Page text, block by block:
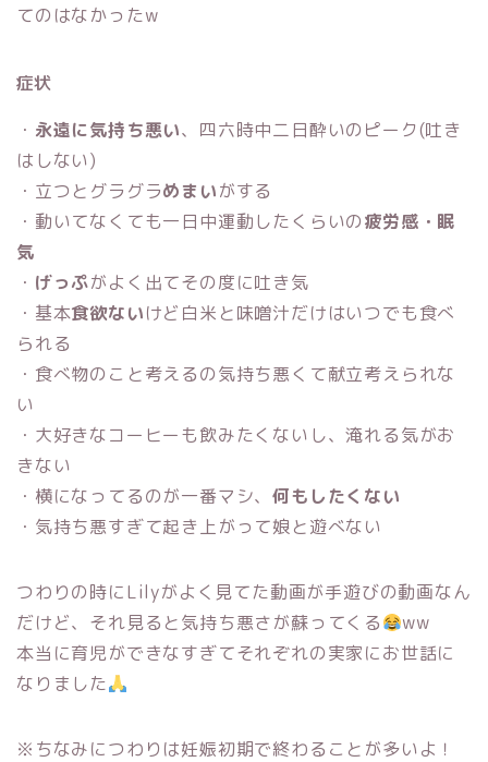
てのはなかったw
症状
・ 永遠に気持ち悪い、四六時中二日酔いのピーク(吐き
はしない)
・立つとグラグラめまいがする
・動いてなくても一日中運動したくらいの疲労感・眠
気
・ げっぷがよく出てその度に吐き気
・基本食欲ないけど白米と味噌汁だけはいつでも食べ
られる
・食べ物のこと考えるの気持ち悪くて献立考えられな
い
・大好きなコーヒーも飲みたくないし、淹れる気がお
きない
・横になってるのが一番マシ、何もしたくない
・気持ち悪すぎて起き上がって娘と遊べない
つわりの時にLilyがよく見てた動画が手遊びの動画なん
だけど、それ見ると気持ち悪さが蘇ってくる
ww
本当に育児ができなすぎてそれぞれの実家にお世話に
なりました
※ちなみにつわりは妊娠初期で終わることが多いよ！